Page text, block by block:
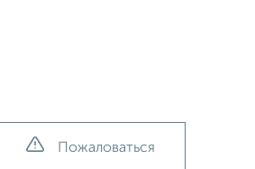
Пожаловаться